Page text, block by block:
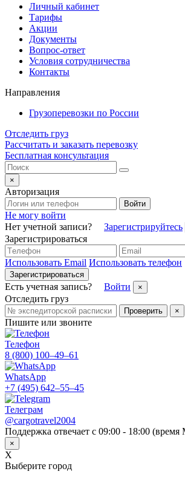
Личный кабинет
Тарифы
Акции
Документы
Вопрос-ответ
Условия сотрудничества
Контакты
Направления
Грузоперевозки по России
Отследить груз
Рассчитать и заказать перевозку
Бесплатная консультация
×
Авторизация
Войти
Не могу войти
Нет учетной записи?
Зарегистрируйтесь
Зарегистрироваться
Использовать Email Использовать телефон
Зарегистрироваться
Есть учетная запись? Войти ×
Отследить груз
Проверить ×
Пишите или звоните
Телефон
8 (800) 100–49–61
WhatsApp
+7 (495) 642–55–45
Телеграм
@cargotravel2004
Поддержка отвечает с 09:00 - 18:00
×
X
Выберите город